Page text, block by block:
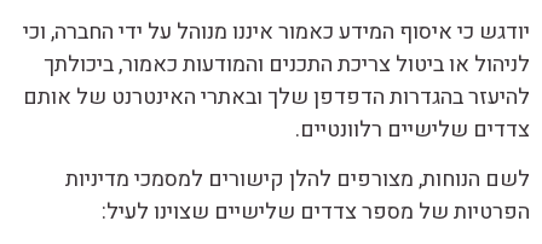
יודגש כי איסוף המידע כאמור איננו מנוהל על ידי החברה, וכי
לניהול או ביטול צריכת התכנים והמודעות כאמור, ביכולתך
להיעזר בהגדרות הדפדפן שלך ובאתרי האינטרנט של אותם
צדדים שלישיים רלוונטיים.
לשם הנוחות, מצורפים להלן קישורים למסמכי מדיניות
הפרטיות של מספר צדדים שלישיים שצוינו לעיל: